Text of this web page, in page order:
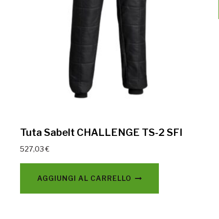
Tuta Sabelt CHALLENGE TS-2 SFI
527,03€
AGGIUNGI AL CARRELLO